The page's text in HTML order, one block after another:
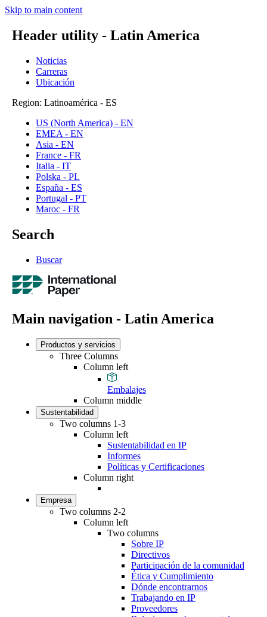
Skip to main content
Header utility - Latin America
Noticias
Carreras
Ubicación
Region: Latinoamérica - ES
US (North America) - EN
EMEA - EN
Asia - EN
France - FR
Italia - IT
Polska - PL
España - ES
Portugal - PT
Maroc - FR
Search
Buscar
Main navigation - Latin America
Productos y servicios
Three Columns
Column left
Embalajes
Column middle
Sustentabilidad
Two columns 1-3
Column left
Sustentabilidad en IP
Informes
Políticas y Certificaciones
Column right
Empresa
Two columns 2-2
Column left
Two columns
Sobre IP
Directivos
Participación de la comunidad
Ética y Cumplimiento
Dónde encontrarnos
Trabajando en IP
Proveedores